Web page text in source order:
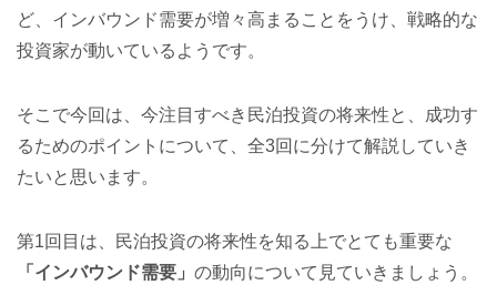
ど、インバウンド需要が増々高まることをうけ、戦略的な
投資家が動いているようです。
そこで今回は、今注目すべき民泊投資の将来性と、成功す
るためのポイントについて、全3回に分けて解説していき
たいと思います。
第1回目は、民泊投資の将来性を知る上でとても重要な
「インバウンド需要」 の動向について見ていきましょう。